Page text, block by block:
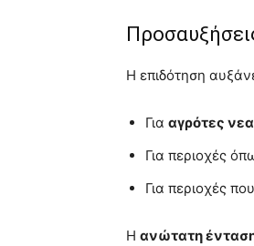
Η επιδότηση
Για αγρότες
Για περιοχές
Για περιοχές
Η ανώτατη